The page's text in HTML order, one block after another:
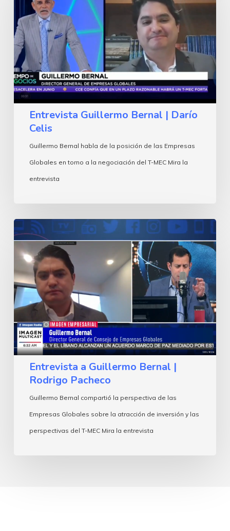
Bernal
Darío
Celis
Entrevista Guillermo Bernal | Darío
Celis
Guillermo Bernal habla de la posición de las Empresas
Globales en torno a la negociación del T-MEC Mira la
entrevista
Entrevista
a
Guillermo
Bernal
|
Rodrigo
Pacheco
Entrevista a Guillermo Bernal |
Rodrigo Pacheco
Guillermo Bernal compartió la perspectiva de las
Empresas Globales sobre la atracción de inversión y las
perspectivas del T-MEC Mira la entrevista